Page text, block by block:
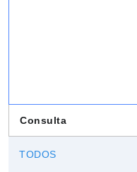
Consulta
TODOS